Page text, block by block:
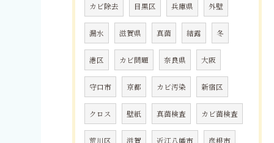
カビ除去 目黒区 兵庫県 外壁
漏水 滋賀県 真菌 結露 冬
港区 カビ問題 奈良県 大阪
守口市 京都 カビ汚染 新宿区
クロス 壁紙 真菌検査 カビ菌検査
荒川区 滋賀 近江八幡市 彦根市